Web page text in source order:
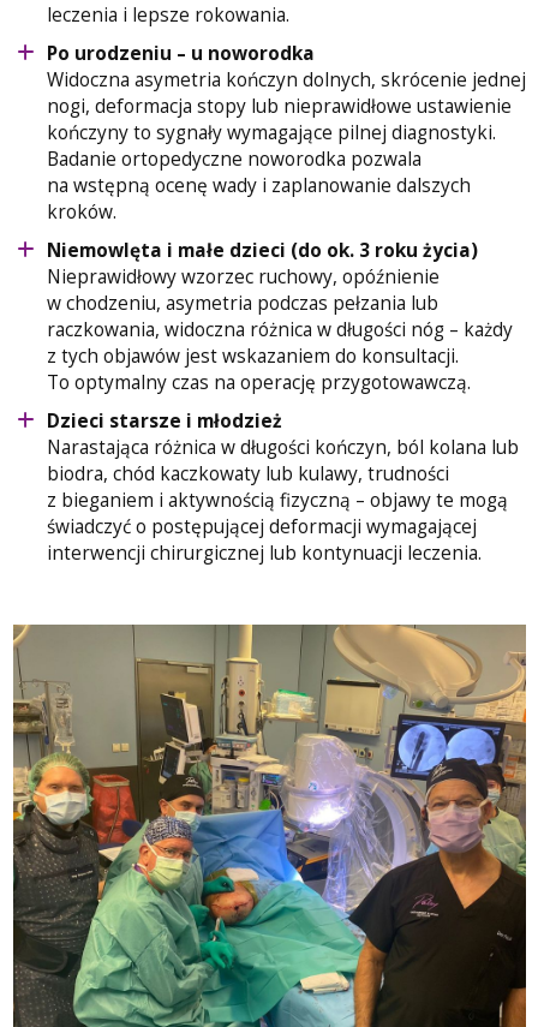
leczenia i lepsze rokowania.
Po urodzeniu – u noworodka
Widoczna asymetria kończyn dolnych, skrócenie jednej
nogi, deformacja stopy lub nieprawidłowe ustawienie
kończyny to sygnały wymagające pilnej diagnostyki.
Badanie ortopedyczne noworodka pozwala
na wstępną ocenę wady i zaplanowanie dalszych
kroków.
Niemowlęta i małe dzieci (do ok. 3 roku życia)
Nieprawidłowy wzorzec ruchowy, opóźnienie
w chodzeniu, asymetria podczas pełzania lub
raczkowania, widoczna różnica w długości nóg – każdy
z tych objawów jest wskazaniem do konsultacji.
To optymalny czas na operację przygotowawczą.
Dzieci starsze i młodzież
Narastająca różnica w długości kończyn, ból kolana lub
biodra, chód kaczkowaty lub kulawy, trudności
z bieganiem i aktywnością fizyczną – objawy te mogą
świadczyć o postępującej deformacji wymagającej
interwencji chirurgicznej lub kontynuacji leczenia.